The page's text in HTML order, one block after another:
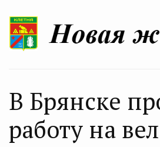
В Брянске
работу на